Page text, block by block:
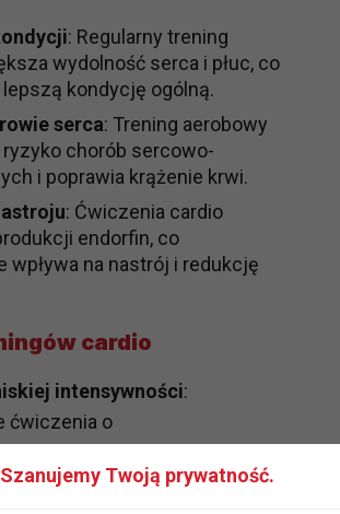
: Regularny trening
wydolność serca i płuc, co
lepszą kondycję ogólną.
serca: Trening aerobowy
chorób sercowo-
i poprawia krążenie krwi.
: Ćwiczenia cardio
endorfin, co
wpływa na nastrój i redukcję
cardio
intensywności:
ćwiczenia o
tempie, takie jak spacer,
na rowerze, czyTwoją prywatność.